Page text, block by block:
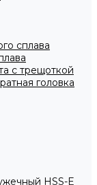
сплава
с трещоткой
головка
HSS-Е